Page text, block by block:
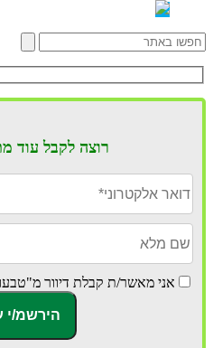
רוצה לקבל עוד
אני מאשר/ת קבלת דיוור